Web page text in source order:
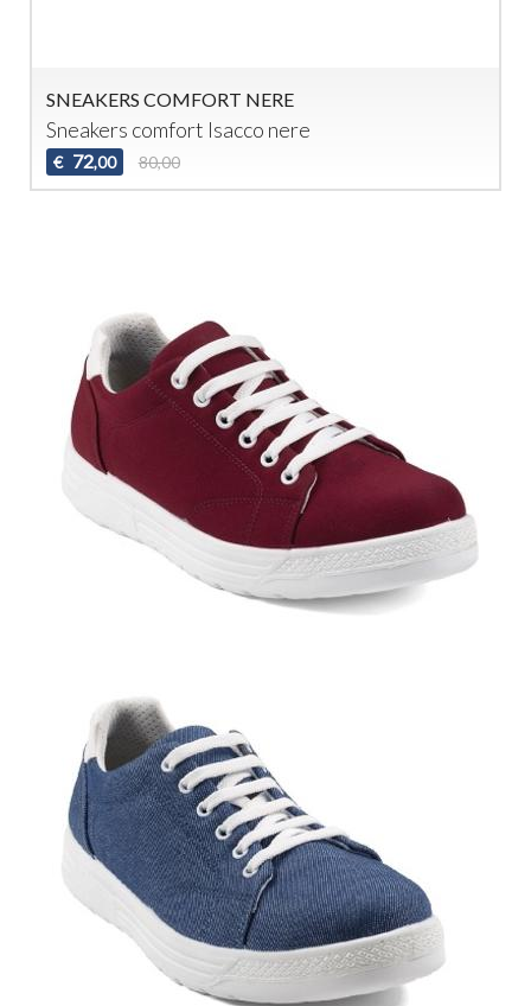
SNEAKERS COMFORT NERE
Sneakers comfort Isacco nere
€ 72,00 80,00